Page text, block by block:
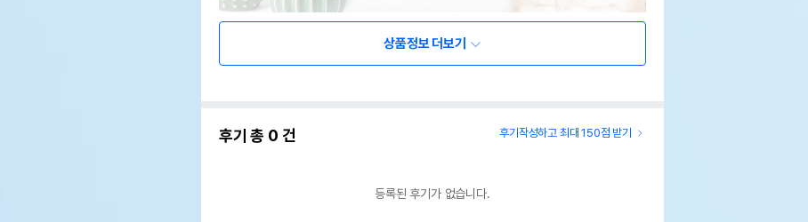
상품정보 더보기
후기 총 0 건 후기작성하고 최대 150점 받기
등록된 후기가 없습니다.